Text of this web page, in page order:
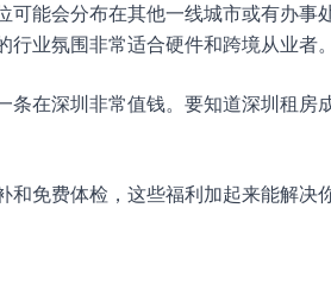
可能会分布在其他一线城市或有办
业氛围非常适合硬件和跨境从业者。
条在深圳非常值钱。要知道深圳租
和免费体检，这些福利加起来能解